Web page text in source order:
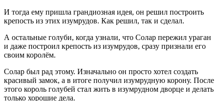
И тогда ему пришла грандиозная идея, он решил построить
крепость из этих изумрудов. Как решил, так и сделал.
А остальные голуби, когда узнали, что Солар пережил ураган
и даже построил крепость из изумрудов, сразу признали его
своим королём.
Солар был рад этому. Изначально он просто хотел создать
красивый замок, а в итоге получил изумрудную корону. После
этого король голубей стал жить в изумрудном дворце и делать
только хорошие дела.